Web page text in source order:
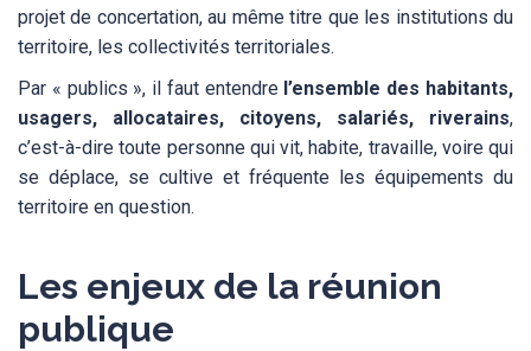
projet de concertation, au même titre que les institutions du
territoire, les collectivités territoriales.
Par « publics », il faut entendre l’ensemble des habitants,
usagers, allocataires, citoyens, salariés, riverains,
c’est-à-dire toute personne qui vit, habite, travaille, voire qui
se déplace, se cultive et fréquente les équipements du
territoire en question.
Les enjeux de la réunion
publique